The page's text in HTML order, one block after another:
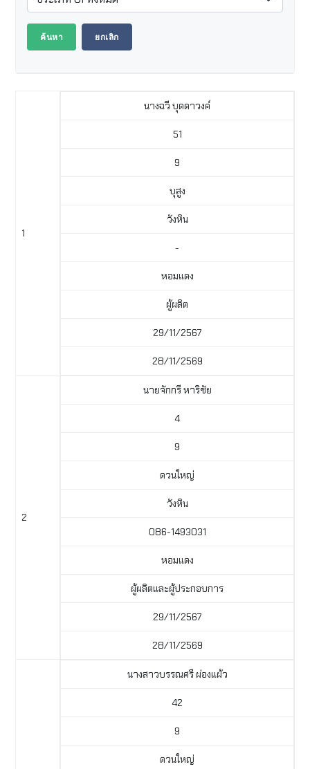
ค้นหา ยกเลิก
1
นางฉวี บุดดาวงค์
51
9
บุสูง
วังหิน
-
หอมแดง
ผู้ผลิต
29/11/2567
28/11/2569
2
นายจักกรี หาริชัย
4
9
ดวนใหญ่
วังหิน
086-1493031
หอมแดง
ผู้ผลิตและผู้ประกอบการ
29/11/2567
28/11/2569
นางสาวบรรณศรี ผ่องแผ้ว
42
9
ดวนใหญ่